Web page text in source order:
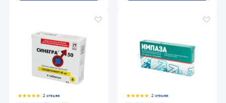
2 отзыва 2 отзыва